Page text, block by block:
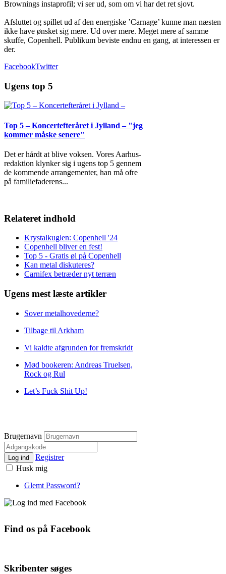
Brownings instaprofil; vi ser ud, som om vi har det ret sjovt.
Afsluttet og spillet ud af den energiske ’Carnage’ kunne man næsten
ikke have ønsket sig mere. Ud over mere. Meget mere af samme
skuffe, Copenhell. Publikum beviste endnu en gang, at interessen er
der.
FacebookTwitter
Ugens top 5
Top 5 – Koncertefteråret i Jylland – "jeg
kommer måske senere"
Det er hårdt at blive voksen. Vores Aarhus-
redaktion klynker sig i ugens top 5 gennem
de kommende arrangementer, han må ofre
på familiefaderens...
Relateret indhold
Krystalkuglen: Copenhell '24
Copenhell bliver en fest!
Top 5 - Gratis øl på Copenhell
Kan metal diskuteres?
Carnifex betræder nyt terræn
Ugens mest læste artikler
Sover metalhovederne?
Tilbage til Arkham
Vi kaldte afgrunden for fremskridt
Mød bookeren: Andreas Truelsen,
Rock og Rul
Let’s Fuck Shit Up!
Brugernavn
Log ind
Registrer
Husk mig
Glemt Password?
Find os på Facebook
Skribenter søges